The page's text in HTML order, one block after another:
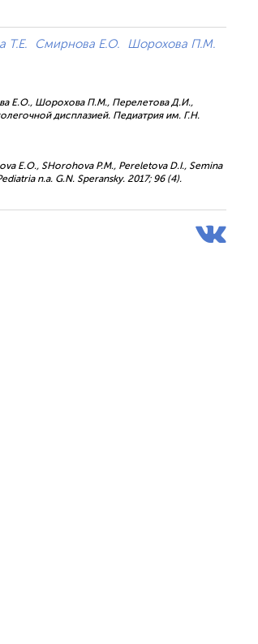
Т.Е. Смирнова Е.О.
Шорохова П.М.
Е.О., Шорохова П.М., Перелетова Д.И.,
дисплазией. Педиатрия им. Г.Н.
E.O., SHorohova P.M., Pereletova D.I., Semina
n.a. G.N. Speransky. 2017; 96 (4).